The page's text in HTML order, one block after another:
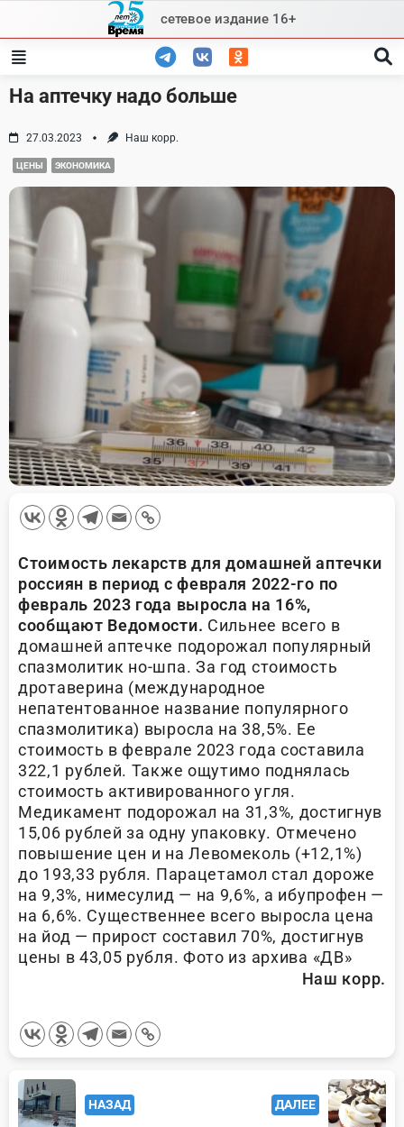
content
сетевое издание 16+
На аптечку надо больше
27.03.2023 Наш корр.
ЦЕНЫ ЭКОНОМИКА
Стоимость лекарств для домашней аптечки
россиян в период с февраля 2022-го по
февраль 2023 года выросла на 16%,
сообщают Ведомости. Сильнее всего в
домашней аптечке подорожал популярный
спазмолитик но-шпа. За год стоимость
дротаверина (международное
непатентованное название популярного
спазмолитика) выросла на 38,5%. Ее
стоимость в феврале 2023 года составила
322,1 рублей. Также ощутимо поднялась
стоимость активированного угля.
Медикамент подорожал на 31,3%, достигнув
15,06 рублей за одну упаковку. Отмечено
повышение цен и на Левомеколь (+12,1%)
до 193,33 рубля. Парацетамол стал дороже
на 9,3%, нимесулид — на 9,6%, а ибупрофен —
на 6,6%. Существеннее всего выросла цена
на йод — прирост составил 70%, достигнув
цены в 43,05 рубля. Фото из архива «ДВ»
Наш корр.
<span
class="nav-НАЗАД ДАЛЕЕ